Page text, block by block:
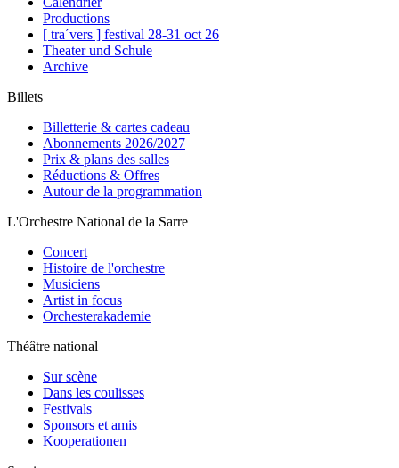
Productions
[ tra´vers ] festival 28-31 oct 26
Theater und Schule
Archive
Billets
Billetterie & cartes cadeau
Abonnements 2026/2027
Prix & plans des salles
Réductions & Offres
Autour de la programmation
L'Orchestre National de la Sarre
Concert
Histoire de l'orchestre
Musiciens
Artist in focus
Orchesterakademie
Théâtre national
Sur scène
Dans les coulisses
Festivals
Sponsors et amis
Kooperationen